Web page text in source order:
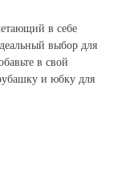
в себе
выбор для
в свой
и юбку для